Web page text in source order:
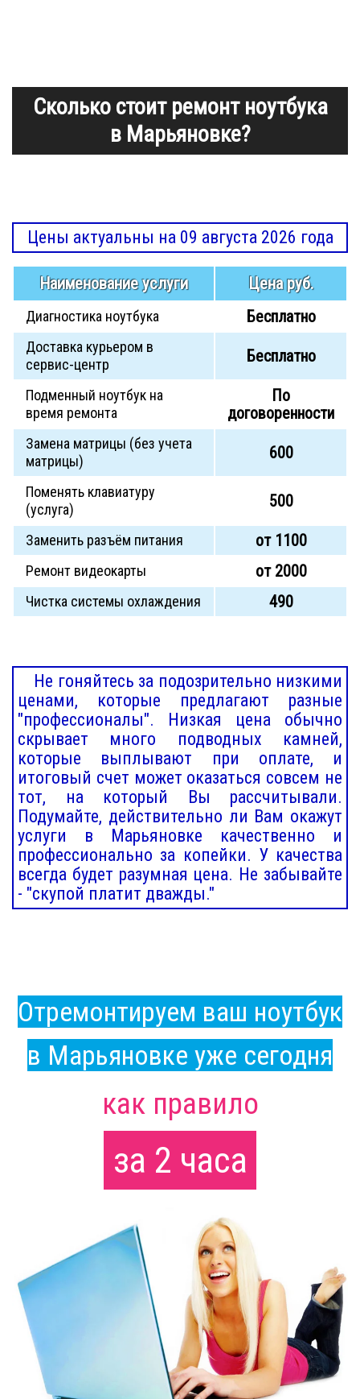
Сколько стоит ремонт ноутбука
в Марьяновке?
Цены актуальны на 09 августа 2026 года
Наименование услуги Цена руб.
Диагностика ноутбука Бесплатно
Доставка курьером в
сервис-центр
Бесплатно
Подменный ноутбук на
время ремонта
По
договоренности
Замена матрицы (без учета
матрицы)
600
Поменять клавиатуру
(услуга)
500
Заменить разъём питания от 1100
Ремонт видеокарты от 2000
Чистка системы охлаждения 490
Не гоняйтесь за подозрительно низкими
ценами, которые предлагают разные
"профессионалы". Низкая цена обычно
скрывает много подводных камней,
которые выплывают при оплате, и
итоговый счет может оказаться совсем не
тот, на который Вы рассчитывали.
Подумайте, действительно ли Вам окажут
услуги в Марьяновке качественно и
профессионально за копейки. У качества
всегда будет разумная цена. Не забывайте
- "скупой платит дважды."
Отремонтируем ваш ноутбук
в Марьяновке уже сегодня
как правило
за 2 часа